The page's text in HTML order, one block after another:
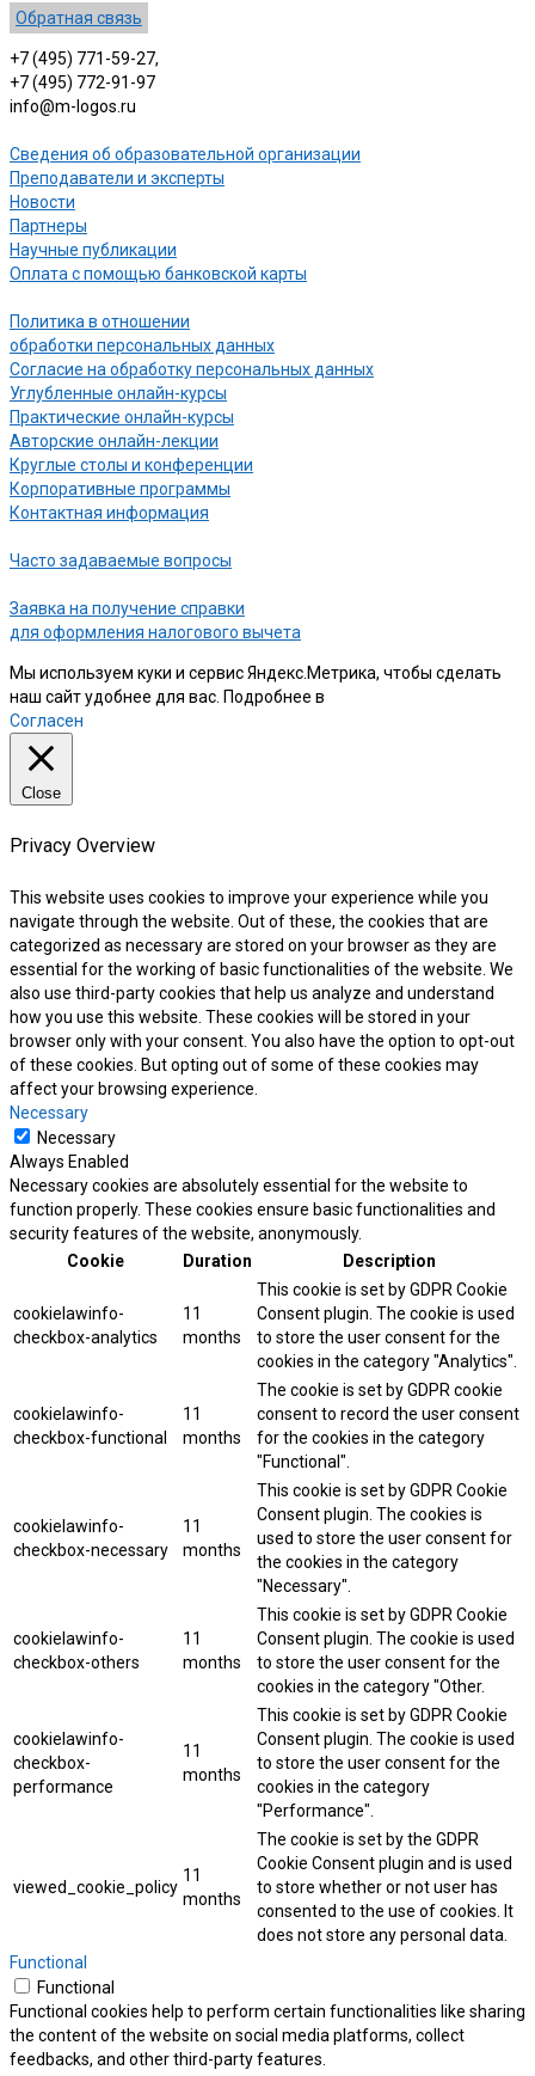
Обратная связь
+7 (495) 771-59-27,
+7 (495) 772-91-97
info@m-logos.ru
Сведения об образовательной организации
Преподаватели и эксперты
Новости
Партнеры
Научные публикации
Оплата с помощью банковской карты
Политика в отношении
обработки персональных данных
Согласие на обработку персональных данных
Углубленные онлайн-курсы
Практические онлайн-курсы
Авторские онлайн-лекции
Круглые столы и конференции
Корпоративные программы
Контактная информация
Часто задаваемые вопросы
Заявка на получение справки
для оформления налогового вычета
Мы используем куки и сервис Яндекс.Метрика, чтобы сделать
наш сайт удобнее для вас. Подробнее в
Согласен
Close
Privacy Overview
This website uses cookies to improve your experience while you
navigate through the website. Out of these, the cookies that are
categorized as necessary are stored on your browser as they are
essential for the working of basic functionalities of the website. We
also use third-party cookies that help us analyze and understand
how you use this website. These cookies will be stored in your
browser only with your consent. You also have the option to opt-out
of these cookies. But opting out of some of these cookies may
affect your browsing experience.
Necessary
Necessary
Always Enabled
Necessary cookies are absolutely essential for the website to
function properly. These cookies ensure basic functionalities and
security features of the website, anonymously.
Cookie
Duration Description
cookielawinfo-
checkbox-analytics
11
months
This cookie is set by GDPR Cookie
Consent plugin. The cookie is used
to store the user consent for the
cookies in the category "Analytics".
cookielawinfo-
checkbox-functional
11
months
The cookie is set by GDPR cookie
consent to record the user consent
for the cookies in the category
"Functional".
cookielawinfo-
checkbox-necessary
11
months
This cookie is set by GDPR Cookie
Consent plugin. The cookies is
used to store the user consent for
the cookies in the category
"Necessary".
cookielawinfo-
checkbox-others
11
months
This cookie is set by GDPR Cookie
Consent plugin. The cookie is used
to store the user consent for the
cookies in the category "Other.
cookielawinfo-
checkbox-
performance
11
months
This cookie is set by GDPR Cookie
Consent plugin. The cookie is used
to store the user consent for the
cookies in the category
"Performance".
viewed_cookie_policy
11
months
The cookie is set by the GDPR
Cookie Consent plugin and is used
to store whether or not user has
consented to the use of cookies. It
does not store any personal data.
Functional
Functional
Functional cookies help to perform certain functionalities like sharing
the content of the website on social media platforms, collect
feedbacks, and other third-party features.